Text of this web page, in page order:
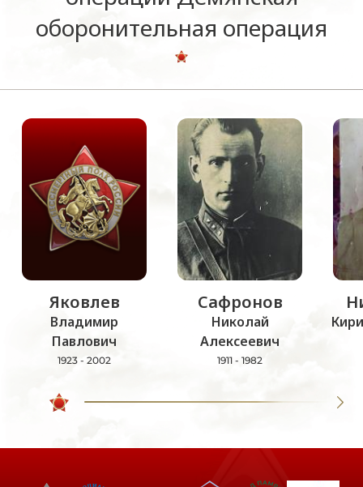
оборонительная операция
Яковлев
Владимир
Павлович
1923 - 2002
Сафронов
Николай
Алексеевич
1911 - 1982